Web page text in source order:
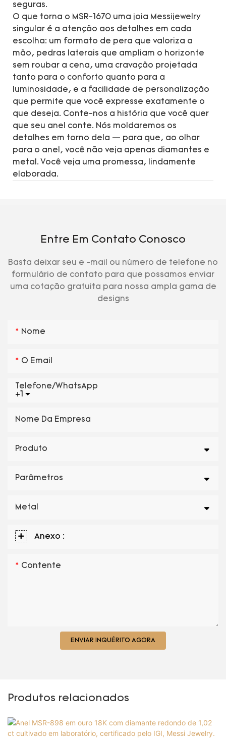
seguras.
O que torna o MSR-1670 uma joia Messijewelry
singular é a atenção aos detalhes em cada
escolha: um formato de pera que valoriza a
mão, pedras laterais que ampliam o horizonte
sem roubar a cena, uma cravação projetada
tanto para o conforto quanto para a
luminosidade, e a facilidade de personalização
que permite que você expresse exatamente o
que deseja. Conte-nos a história que você quer
que seu anel conte. Nós moldaremos os
detalhes em torno dela — para que, ao olhar
para o anel, você não veja apenas diamantes e
metal. Você veja uma promessa, lindamente
elaborada.
Entre Em Contato Conosco
Basta deixar seu e -mail ou número de telefone no
formulário de contato para que possamos enviar
uma cotação gratuita para nossa ampla gama de
designs
Nome
O Email
+1
Telefone/WhatsApp
Nome Da Empresa
Produto
Parâmetros
Metal
Anexo :
Contente
ENVIAR INQUÉRITO AGORA
Produtos relacionados